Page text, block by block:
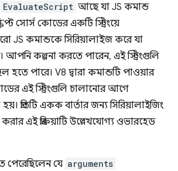
EvaluateScript আছে যা JS কমান্ড
সোর্স কোডের একটি স্ট্রিংয়ে
JS কমান্ডকে সিরিয়ালাইজ করে যা
আপনি কল্পনা করতে পারেন, এই স্ট্রিংগুলি
হতে পারে। V8 দ্বারা কমান্ডটি পাওয়ার
এই স্ট্রিংগুলি চালানোর আগে
প্রতিটি একক বার্তার জন্য সিরিয়ালাইজিং
এই প্রক্রিয়াটি উল্লেখযোগ্য ওভারহেড
পেরেছিলেন যে arguments